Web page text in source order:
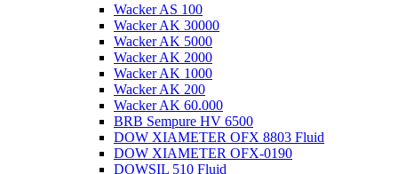
Wacker AS 100
Wacker AK 30000
Wacker AK 5000
Wacker AK 2000
Wacker AK 1000
Wacker AK 200
Wacker AK 60.000
BRB Sempure HV 6500
DOW XIAMETER OFX 8803 Fluid
DOW XIAMETER OFX-0190
DOWSIL 510 Fluid